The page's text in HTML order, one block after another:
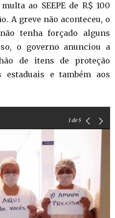
ao SEEPE de R$ 100
A greve não aconteceu, o
tenha forçado alguns
o governo anunciou a
de itens de proteção
e também aos
1 de 5